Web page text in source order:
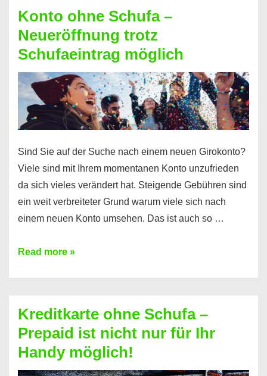
Sie
einen
Kredit
ohne
Einkommensnachweis
Konto ohne Schufa –
Neueröffnung trotz
Schufaeintrag möglich
Sind Sie auf der Suche nach einem neuen Girokonto?
Viele sind mit Ihrem momentanen Konto unzufrieden
da sich vieles verändert hat. Steigende Gebühren sind
ein weit verbreiteter Grund warum viele sich nach
einem neuen Konto umsehen. Das ist auch so …
Konto
Neueröffnung
trotz
Schufaeintrag
möglich
Read more »
Kreditkarte ohne Schufa –
Prepaid ist nicht nur für Ihr
Handy möglich!